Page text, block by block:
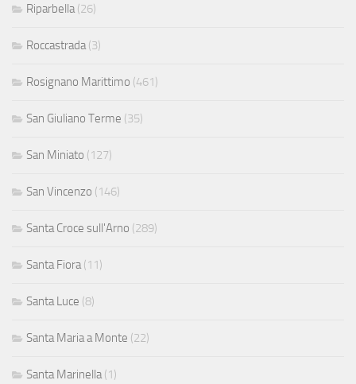
Riparbella (26)
Roccastrada (3)
Rosignano Marittimo (461)
San Giuliano Terme (35)
San Miniato (127)
San Vincenzo (146)
Santa Croce sull'Arno (289)
Santa Fiora (11)
Santa Luce (8)
Santa Maria a Monte (22)
Santa Marinella (1)